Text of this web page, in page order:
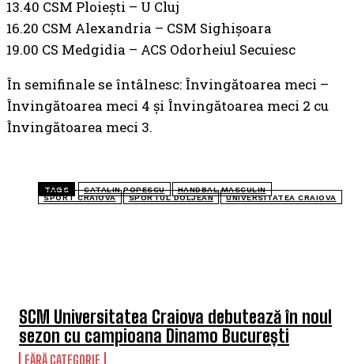
SCM Universitatea Craiova debutează în noul
sezon cu campioana Dinamo București
FĂRĂ CATEGORIE
13.40 CSM Ploiești – U Cluj
16.20 CSM Alexandria – CSM Sighișoara
19.00 CS Medgidia – ACS Odorheiul Secuiesc
În semifinale se întâlnesc: Învingătoarea meci –
Învingătoarea meci 4 și Învingătoarea meci 2 cu
Învingătoarea meci 3.
TAGS CATALIN POPESCU
HANDBAL MASCULIN
SPORT CRAIOVA
SPORTUL DOLJEAN UNIVERSITATEA CRAIOVA